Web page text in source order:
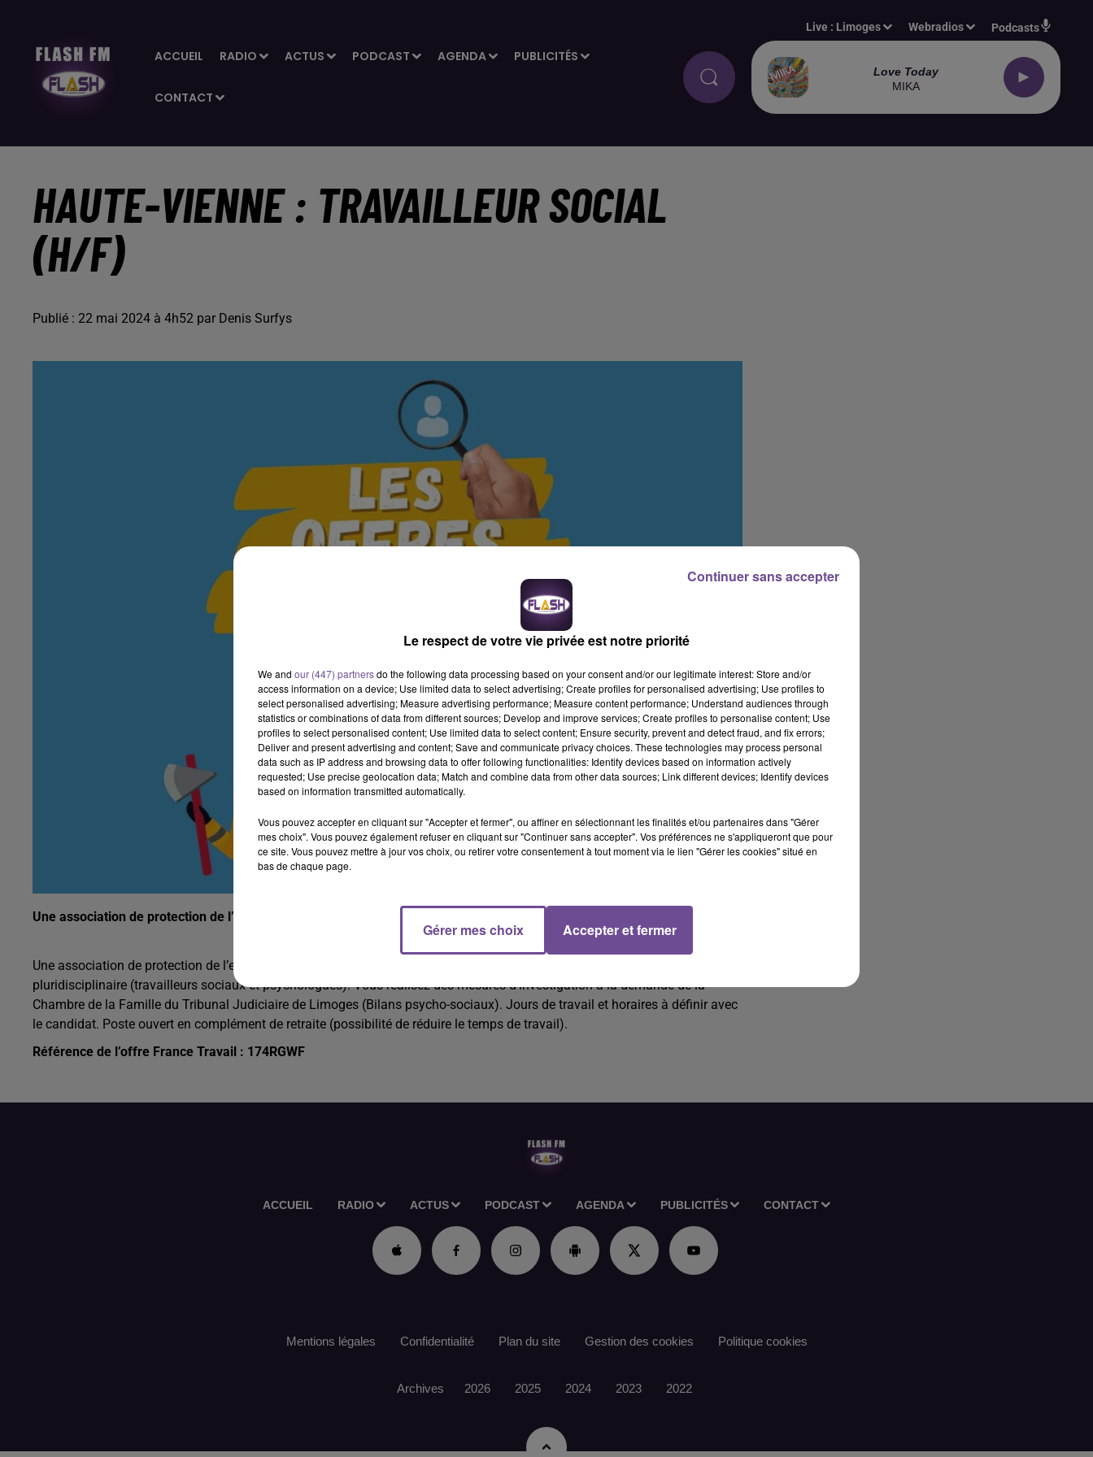
ACCUEIL RADIO ACTUS PODCAST AGENDA PUBLICITÉS
CONTACT
Live : Limoges Webradios Podcasts
Love Today
MIKA
HAUTE-VIENNE : TRAVAILLEUR SOCIAL
(H/F)
Publié : 22 mai 2024 à 4h52 par Denis Surfys
Une association de protection de l’enfance de Limoges recherche un travailleur social (H/F).
Une association de protection de l’enfance de Limoges recherche un travailleur social (H/F). Vous intégrez une équipe
pluridisciplinaire (travailleurs sociaux et psychologues). Vous réalisez des mesures d'investigation à la demande de la
Chambre de la Famille du Tribunal Judiciaire de Limoges (Bilans psycho-sociaux). Jours de travail et horaires à définir avec
le candidat. Poste ouvert en complément de retraite (possibilité de réduire le temps de travail).
Référence de l’offre France Travail : 174RGWF
ACCUEIL RADIO ACTUS PODCAST AGENDA PUBLICITÉS CONTACT
Mentions légales Confidentialité Plan du site Gestion des cookies Politique cookies
Archives 2026 2025 2024 2023 2022
Le respect de votre vie privée est notre priorité
We and our (447) partnersdo the following data processing based on your consent and/or our legitimate interest: Store and/or
access information on a device; Use limited data to select advertising; Create profiles for personalised advertising; Use profiles to
select personalised advertising; Measure advertising performance; Measure content performance; Understand audiences through
statistics or combinations of data from different sources; Develop and improve services; Create profiles to personalise content; Use
profiles to select personalised content; Use limited data to select content; Ensure security, prevent and detect fraud, and fix errors;
Deliver and present advertising and content; Save and communicate privacy choices. These technologies may process personal
data such as IP address and browsing data to offer following functionalities: Identify devices based on information actively
requested; Use precise geolocation data; Match and combine data from other data sources; Link different devices; Identify devices
based on information transmitted automatically.
Vous pouvez accepter en cliquant sur "Accepter et fermer", ou affiner en sélectionnant les finalités et/ou partenaires dans "Gérer
mes choix". Vous pouvez également refuser en cliquant sur "Continuer sans accepter". Vos préférences ne s'appliqueront que pour
ce site. Vous pouvez mettre à jour vos choix, ou retirer votre consentement à tout moment via le lien "Gérer les cookies" situé en
bas de chaque page.
Gérer mes choix Accepter et fermer
Continuer sans accepter